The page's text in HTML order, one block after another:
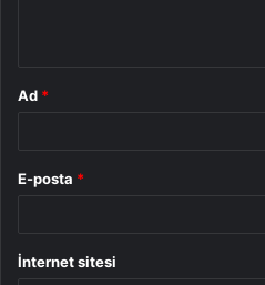
Ad *
E-posta *
İnternet sitesi